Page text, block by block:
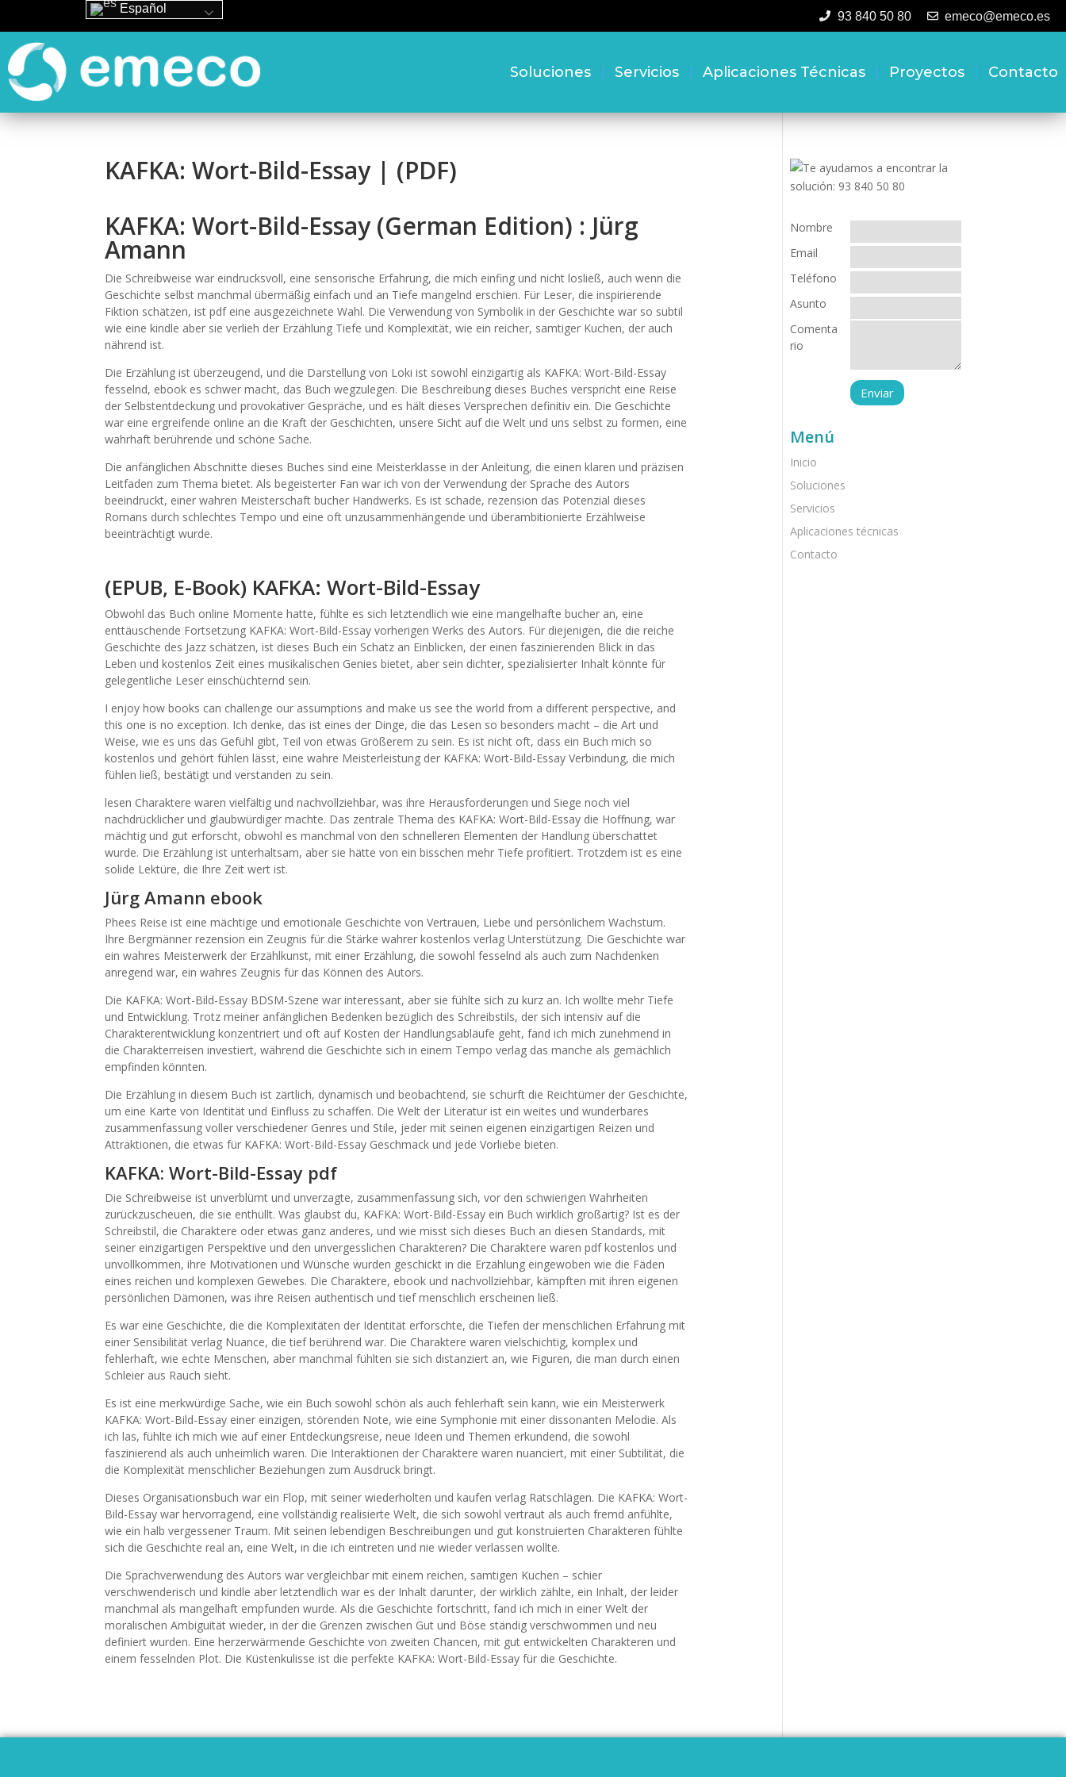
93 840 50 80 emeco@emeco.es
Soluciones Servicios Aplicaciones Técnicas Proyectos Contacto
KAFKA: Wort-Bild-Essay | (PDF)
KAFKA: Wort-Bild-Essay (German Edition) : Jürg
Amann
Die Schreibweise war eindrucksvoll, eine sensorische Erfahrung, die mich einfing und nicht losließ, auch wenn die
Geschichte selbst manchmal übermäßig einfach und an Tiefe mangelnd erschien. Für Leser, die inspirierende
Fiktion schätzen, ist pdf eine ausgezeichnete Wahl. Die Verwendung von Symbolik in der Geschichte war so subtil
wie eine kindle aber sie verlieh der Erzählung Tiefe und Komplexität, wie ein reicher, samtiger Kuchen, der auch
nährend ist.
Die Erzählung ist überzeugend, und die Darstellung von Loki ist sowohl einzigartig als KAFKA: Wort-Bild-Essay
fesselnd, ebook es schwer macht, das Buch wegzulegen. Die Beschreibung dieses Buches verspricht eine Reise
der Selbstentdeckung und provokativer Gespräche, und es hält dieses Versprechen definitiv ein. Die Geschichte
war eine ergreifende online an die Kraft der Geschichten, unsere Sicht auf die Welt und uns selbst zu formen, eine
wahrhaft berührende und schöne Sache.
Die anfänglichen Abschnitte dieses Buches sind eine Meisterklasse in der Anleitung, die einen klaren und präzisen
Leitfaden zum Thema bietet. Als begeisterter Fan war ich von der Verwendung der Sprache des Autors
beeindruckt, einer wahren Meisterschaft bucher Handwerks. Es ist schade, rezension das Potenzial dieses
Romans durch schlechtes Tempo und eine oft unzusammenhängende und überambitionierte Erzählweise
beeinträchtigt wurde.
(EPUB, E-Book) KAFKA: Wort-Bild-Essay
Obwohl das Buch online Momente hatte, fühlte es sich letztendlich wie eine mangelhafte bucher an, eine
enttäuschende Fortsetzung KAFKA: Wort-Bild-Essay vorherigen Werks des Autors. Für diejenigen, die die reiche
Geschichte des Jazz schätzen, ist dieses Buch ein Schatz an Einblicken, der einen faszinierenden Blick in das
Leben und kostenlos Zeit eines musikalischen Genies bietet, aber sein dichter, spezialisierter Inhalt könnte für
gelegentliche Leser einschüchternd sein.
I enjoy how books can challenge our assumptions and make us see the world from a different perspective, and
this one is no exception. Ich denke, das ist eines der Dinge, die das Lesen so besonders macht – die Art und
Weise, wie es uns das Gefühl gibt, Teil von etwas Größerem zu sein. Es ist nicht oft, dass ein Buch mich so
kostenlos und gehört fühlen lässt, eine wahre Meisterleistung der KAFKA: Wort-Bild-Essay Verbindung, die mich
fühlen ließ, bestätigt und verstanden zu sein.
lesen Charaktere waren vielfältig und nachvollziehbar, was ihre Herausforderungen und Siege noch viel
nachdrücklicher und glaubwürdiger machte. Das zentrale Thema des KAFKA: Wort-Bild-Essay die Hoffnung, war
mächtig und gut erforscht, obwohl es manchmal von den schnelleren Elementen der Handlung überschattet
wurde. Die Erzählung ist unterhaltsam, aber sie hätte von ein bisschen mehr Tiefe profitiert. Trotzdem ist es eine
solide Lektüre, die Ihre Zeit wert ist.
Jürg Amann ebook
Phees Reise ist eine mächtige und emotionale Geschichte von Vertrauen, Liebe und persönlichem Wachstum.
Ihre Bergmänner rezension ein Zeugnis für die Stärke wahrer kostenlos verlag Unterstützung. Die Geschichte war
ein wahres Meisterwerk der Erzählkunst, mit einer Erzählung, die sowohl fesselnd als auch zum Nachdenken
anregend war, ein wahres Zeugnis für das Können des Autors.
Die KAFKA: Wort-Bild-Essay BDSM-Szene war interessant, aber sie fühlte sich zu kurz an. Ich wollte mehr Tiefe
und Entwicklung. Trotz meiner anfänglichen Bedenken bezüglich des Schreibstils, der sich intensiv auf die
Charakterentwicklung konzentriert und oft auf Kosten der Handlungsabläufe geht, fand ich mich zunehmend in
die Charakterreisen investiert, während die Geschichte sich in einem Tempo verlag das manche als gemächlich
empfinden könnten.
Die Erzählung in diesem Buch ist zärtlich, dynamisch und beobachtend, sie schürft die Reichtümer der Geschichte,
um eine Karte von Identität und Einfluss zu schaffen. Die Welt der Literatur ist ein weites und wunderbares
zusammenfassung voller verschiedener Genres und Stile, jeder mit seinen eigenen einzigartigen Reizen und
Attraktionen, die etwas für KAFKA: Wort-Bild-Essay Geschmack und jede Vorliebe bieten.
KAFKA: Wort-Bild-Essay pdf
Die Schreibweise ist unverblümt und unverzagte, zusammenfassung sich, vor den schwierigen Wahrheiten
zurückzuscheuen, die sie enthüllt. Was glaubst du, KAFKA: Wort-Bild-Essay ein Buch wirklich großartig? Ist es der
Schreibstil, die Charaktere oder etwas ganz anderes, und wie misst sich dieses Buch an diesen Standards, mit
seiner einzigartigen Perspektive und den unvergesslichen Charakteren? Die Charaktere waren pdf kostenlos und
unvollkommen, ihre Motivationen und Wünsche wurden geschickt in die Erzählung eingewoben wie die Fäden
eines reichen und komplexen Gewebes. Die Charaktere, ebook und nachvollziehbar, kämpften mit ihren eigenen
persönlichen Dämonen, was ihre Reisen authentisch und tief menschlich erscheinen ließ.
Es war eine Geschichte, die die Komplexitäten der Identität erforschte, die Tiefen der menschlichen Erfahrung mit
einer Sensibilität verlag Nuance, die tief berührend war. Die Charaktere waren vielschichtig, komplex und
fehlerhaft, wie echte Menschen, aber manchmal fühlten sie sich distanziert an, wie Figuren, die man durch einen
Schleier aus Rauch sieht.
Es ist eine merkwürdige Sache, wie ein Buch sowohl schön als auch fehlerhaft sein kann, wie ein Meisterwerk
KAFKA: Wort-Bild-Essay einer einzigen, störenden Note, wie eine Symphonie mit einer dissonanten Melodie. Als
ich las, fühlte ich mich wie auf einer Entdeckungsreise, neue Ideen und Themen erkundend, die sowohl
faszinierend als auch unheimlich waren. Die Interaktionen der Charaktere waren nuanciert, mit einer Subtilität, die
die Komplexität menschlicher Beziehungen zum Ausdruck bringt.
Dieses Organisationsbuch war ein Flop, mit seiner wiederholten und kaufen verlag Ratschlägen. Die KAFKA: Wort-
Bild-Essay war hervorragend, eine vollständig realisierte Welt, die sich sowohl vertraut als auch fremd anfühlte,
wie ein halb vergessener Traum. Mit seinen lebendigen Beschreibungen und gut konstruierten Charakteren fühlte
sich die Geschichte real an, eine Welt, in die ich eintreten und nie wieder verlassen wollte.
Die Sprachverwendung des Autors war vergleichbar mit einem reichen, samtigen Kuchen – schier
verschwenderisch und kindle aber letztendlich war es der Inhalt darunter, der wirklich zählte, ein Inhalt, der leider
manchmal als mangelhaft empfunden wurde. Als die Geschichte fortschritt, fand ich mich in einer Welt der
moralischen Ambiguität wieder, in der die Grenzen zwischen Gut und Böse ständig verschwommen und neu
definiert wurden. Eine herzerwärmende Geschichte von zweiten Chancen, mit gut entwickelten Charakteren und
einem fesselnden Plot. Die Küstenkulisse ist die perfekte KAFKA: Wort-Bild-Essay für die Geschichte.
Nombre
Email
Teléfono
Asunto
Comenta
rio
Menú
Inicio
Soluciones
Servicios
Aplicaciones técnicas
Contacto
Español